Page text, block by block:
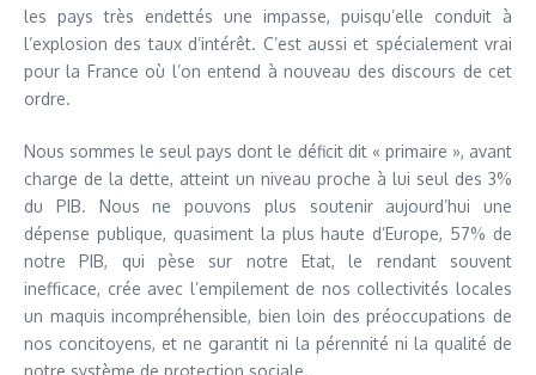
les pays très endettés une impasse, puisqu’elle conduit à
l’explosion des taux d’intérêt. C’est aussi et spécialement vrai
pour la France où l’on entend à nouveau des discours de cet
ordre.
Nous sommes le seul pays dont le déficit dit « primaire », avant
charge de la dette, atteint un niveau proche à lui seul des 3%
du PIB. Nous ne pouvons plus soutenir aujourd’hui une
dépense publique, quasiment la plus haute d’Europe, 57% de
notre PIB, qui pèse sur notre Etat, le rendant souvent
inefficace, crée avec l’empilement de nos collectivités locales
un maquis incompréhensible, bien loin des préoccupations de
nos concitoyens, et ne garantit ni la pérennité ni la qualité de
notre système de protection sociale.